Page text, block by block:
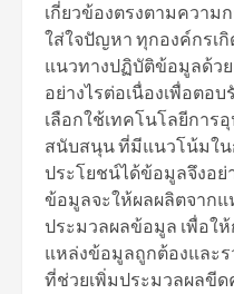
เกี่ยวข้องตรงตามความ
ใส่ใจปัญหา ทุกองค์กรเ
แนวทางปฏิบัติข้อมูลด้ว
อย่างไรต่อเนื่องเพื่อตอ
เลือกใช้เทคโนโลยีกา
สนับสนุน ที่มีแนวโน้มใ
ประโยชน์ได้ข้อมูลจึงอย่
ข้อมูลจะให้ผลผลิตจากแ
ประมวลผลข้อมูล เพื่อใ
แหล่งข้อมูลถูกต้องและร
ที่ช่วยเพิ่มประมวลผลขี